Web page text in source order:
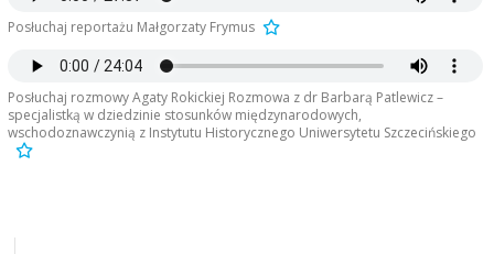
Posłuchaj reportażu Małgorzaty Frymus
Posłuchaj rozmowy Agaty Rokickiej Rozmowa z dr Barbarą Patlewicz –
specjalistką w dziedzinie stosunków międzynarodowych,
wschodoznawczynią z Instytutu Historycznego Uniwersytetu Szczecińskiego